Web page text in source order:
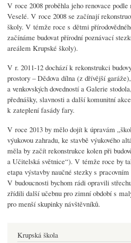
V roce 2008 proběhla jeho renovace
Veselé. V roce 2008 se začínají
školy. V témže roce s dětmi
začínáme budovat přírodní poznávací
areálem Krupské školy).
V r. 2011-12 dochází k rekonstrukci
prostory – Dědova dílna (z dřívější
a venkovských dovedností a Galerie
přednášky, slavnosti a další komunitní
k zateplení fasády fary.
V roce 2013 by mělo dojít k úpravám
výukovou zahradu, ke stavbě výukového
měla by začít rekonstrukce kolen při
a Učitelská světnice“). V témže roce by
etapa výstavby naučné stezky s
V budoucnosti bychom rádi opravili
zřídili další učebnu pro zimní období s
pro menší skupinky návštěvníků.
Krupská škola